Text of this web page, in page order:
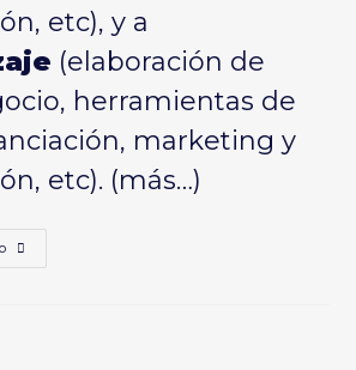
etc), y a
(elaboración de
herramientas de
marketing y
etc). (más…)
Juntas
Emprendemos,